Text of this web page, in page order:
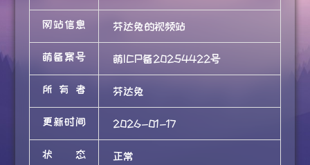
网站信息 芬达兔的视频站
萌备案号 萌ICP备20254422号
所有者 芬达兔
更新时间 2026-01-17
状态 正常